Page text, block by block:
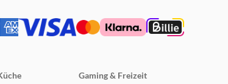
Gaming & Freizeit